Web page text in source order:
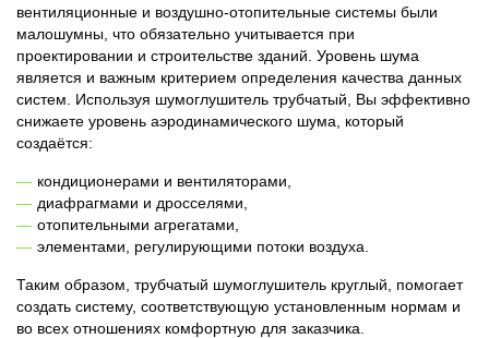
вентиляционные и воздушно-отопительные системы были
малошумны, что обязательно учитывается при
проектировании и строительстве зданий. Уровень шума
является и важным критерием определения качества данных
систем. Используя шумоглушитель трубчатый, Вы эффективно
снижаете уровень аэродинамического шума, который
создаётся:
кондиционерами и вентиляторами,
диафрагмами и дросселями,
отопительными агрегатами,
элементами, регулирующими потоки воздуха.
Таким образом, трубчатый шумоглушитель круглый, помогает
создать систему, соответствующую установленным нормам и
во всех отношениях комфортную для заказчика.